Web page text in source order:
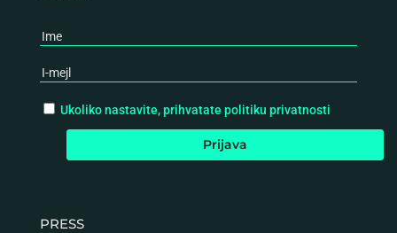
Ukoliko nastavite, prihvatate politiku privatnosti
PRESS